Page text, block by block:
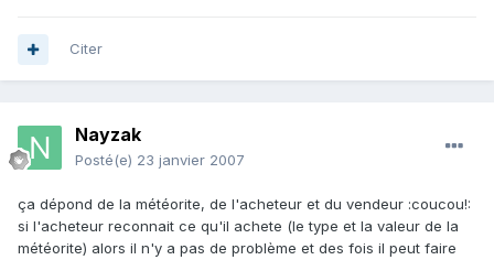
Citer
Nayzak
Posté(e) 23 janvier 2007
ça dépond de la météorite, de l'acheteur et du vendeur :coucou!:
si l'acheteur reconnait ce qu'il achete (le type et la valeur de la
météorite) alors il n'y a pas de problème et des fois il peut faire